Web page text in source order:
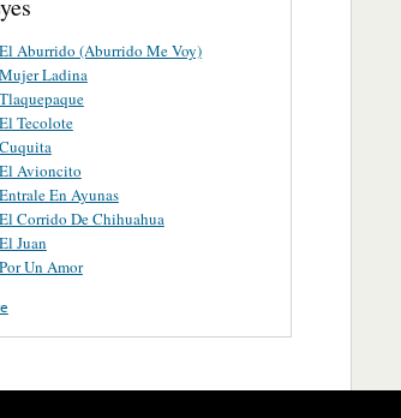
El Aburrido (Aburrido Me Voy)
Mujer Ladina
Tlaquepaque
El Tecolote
Cuquita
El Avioncito
Entrale En Ayunas
El Corrido De Chihuahua
El Juan
Por Un Amor